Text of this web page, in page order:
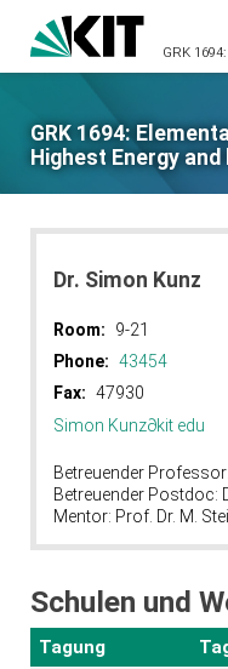
GRK 1694:
Highest Energy
Dr. Simon Kunz
Room:
9-21
Phone: 43454
Fax: 47930
Simon Kunz∂kit edu
Betreuender
Betreuender Postdoc:
Mentor: Prof. Dr. M.
Schulen und
Tagung